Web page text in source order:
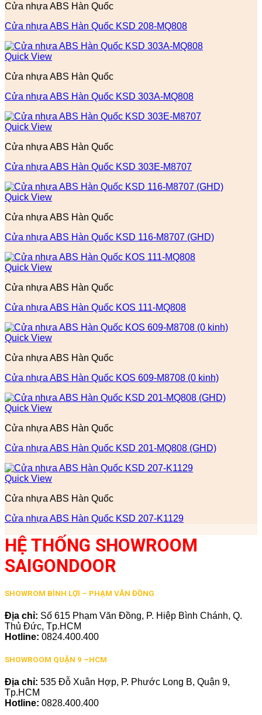
Cửa nhựa ABS Hàn Quốc
Cửa nhựa ABS Hàn Quốc KSD 208-MQ808
Quick View
Cửa nhựa ABS Hàn Quốc
Cửa nhựa ABS Hàn Quốc KSD 303A-MQ808
Quick View
Cửa nhựa ABS Hàn Quốc
Cửa nhựa ABS Hàn Quốc KSD 303E-M8707
Quick View
Cửa nhựa ABS Hàn Quốc
Cửa nhựa ABS Hàn Quốc KSD 116-M8707 (GHD)
Quick View
Cửa nhựa ABS Hàn Quốc
Cửa nhựa ABS Hàn Quốc KOS 111-MQ808
Quick View
Cửa nhựa ABS Hàn Quốc
Cửa nhựa ABS Hàn Quốc KOS 609-M8708 (0 kinh)
Quick View
Cửa nhựa ABS Hàn Quốc
Cửa nhựa ABS Hàn Quốc KSD 201-MQ808 (GHD)
Quick View
Cửa nhựa ABS Hàn Quốc
Cửa nhựa ABS Hàn Quốc KSD 207-K1129
HỆ THỐNG SHOWROOM
SAIGONDOOR
SHOWROM BÌNH LỢI – PHẠM VĂN ĐỒNG
Địa chỉ: Số 615 Phạm Văn Đồng, P. Hiệp Bình Chánh, Q.
Thủ Đức, Tp.HCM
Hotline: 0824.400.400
SHOWROOM QUẬN 9 –HCM
Địa chỉ: 535 Đỗ Xuân Hợp, P. Phước Long B, Quận 9,
Tp.HCM
Hotline: 0828.400.400